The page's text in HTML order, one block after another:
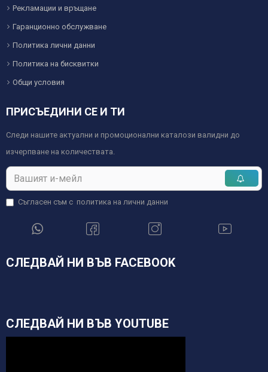
Рекламации и връщане
Гаранционно обслужване
Политика лични данни
Политика на бисквитки
Общи условия
ПРИСЪЕДИНИ СЕ И ТИ
Следи нашите актуални и промоционални каталози валидни до
изчерпване на количествата.
Съгласен съм с политика на лични данни
СЛЕДВАЙ НИ ВЪВ FACEBOOK
СЛЕДВАЙ НИ ВЪВ YOUTUBE